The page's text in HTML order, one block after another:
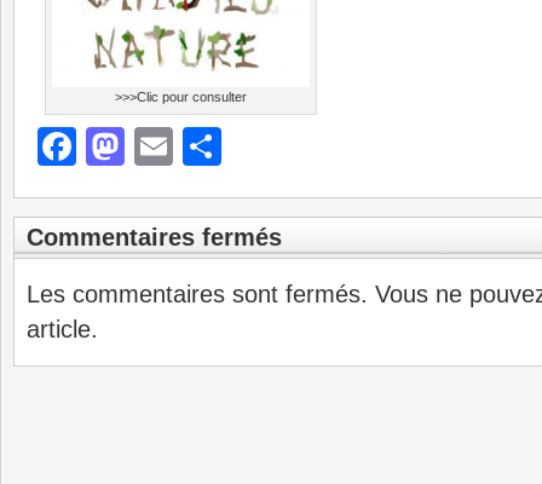
>>>Clic pour consulter
Facebook
Mastodon
Email
Commentaires fermés
Les commentaires sont fermés. Vous ne
article.